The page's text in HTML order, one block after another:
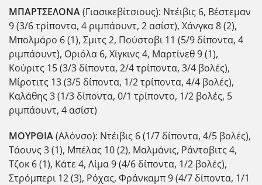
ΜΠΑΡΤΣΕΛΟΝΑ(Γιασικεβίτσιους): Ντέιβις 6, Βέστεμαν
9 (3/6 τρίποντα, 4 ριμπάουντ, 2 ασίστ), Χάνγκα 8 (2),
Μπολμάρο 6 (1), Σμιτς 2, Πούστοβι 11 (5/9 δίποντα, 4
ριμπάουντ), Οριόλα 6, Χίγκινς 4, Μαρτίνεθ 9 (1),
Κούριτς 15 (3/3 δίποντα, 2/4 τρίποντα, 3/4 βολές),
Μίροτιτς 13 (3/5 δίποντα, 1/2 τρίποντα, 4/4 βολές),
Καλάθης 3 (1/3 δίποντα, 0/1 τρίποντο, 1/2 βολές, 5
ριμπάουντ, 4 ασίστ)
ΜΟΥΡΘΙΑ(Αλόνσο): Ντέιβις 6 (1/7 δίποντα, 4/5 βολές),
Τάουνς 3 (1), Μπέλας 10 (2), Μαλμάνις, Ράντοβιτς 4,
Τζοκ 6 (1), Κάτε 4, Λίμα 9 (4/6 δίποντα, 1/2 βολές),
Στρόμπερι 12 (3), Ρόχας, Φράνκαμπ 9 (4/7 δίποντα, 1/1